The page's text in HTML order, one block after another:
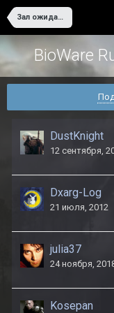
Зал ожидания
BioWare
DustKnight
12 сентября,
Dxarg-Log
21 июля, 2012
julia37
24 ноября,
Kosepan